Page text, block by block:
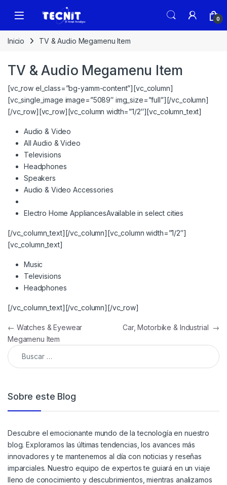
0
Inicio TV & Audio Megamenu Item
TV & Audio Megamenu Item
[vc_row el_class=”bg-yamm-content”][vc_column]
[vc_single_image image=”5089″ img_size=”full”][/vc_column]
[/vc_row][vc_row][vc_column width=”1/2″][vc_column_text]
Audio & Video
All Audio & Video
Televisions
Headphones
Speakers
Audio & Video Accessories
Electro Home AppliancesAvailable in select cities
[/vc_column_text][/vc_column][vc_column width=”1/2″]
[vc_column_text]
Music
Televisions
Headphones
[/vc_column_text][/vc_column][/vc_row]
← Watches & Eyewear
Megamenu Item
Car, Motorbike & Industrial →
Sobre este Blog
Descubre el emocionante mundo de la tecnología en nuestro
blog. Exploramos las últimas tendencias, los avances más
innovadores y te mantenemos al día con noticias y reseñas
imparciales. Nuestro equipo de expertos te guiará en un viaje
lleno de conocimiento y descubrimientos, mientras analizamos